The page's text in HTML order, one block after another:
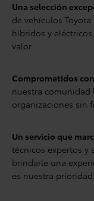
Una selección
de vehículos
híbridos y
valor.
Comprometidos
nuestra comunidad
organizaciones sin
Un servicio que
técnicos expertos y
brindarle una
es nuestra prioridad.